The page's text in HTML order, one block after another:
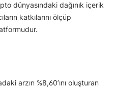
dünyasındaki dağınık içerik
katkılarını ölçüp
arzın %8,60’ını oluşturan